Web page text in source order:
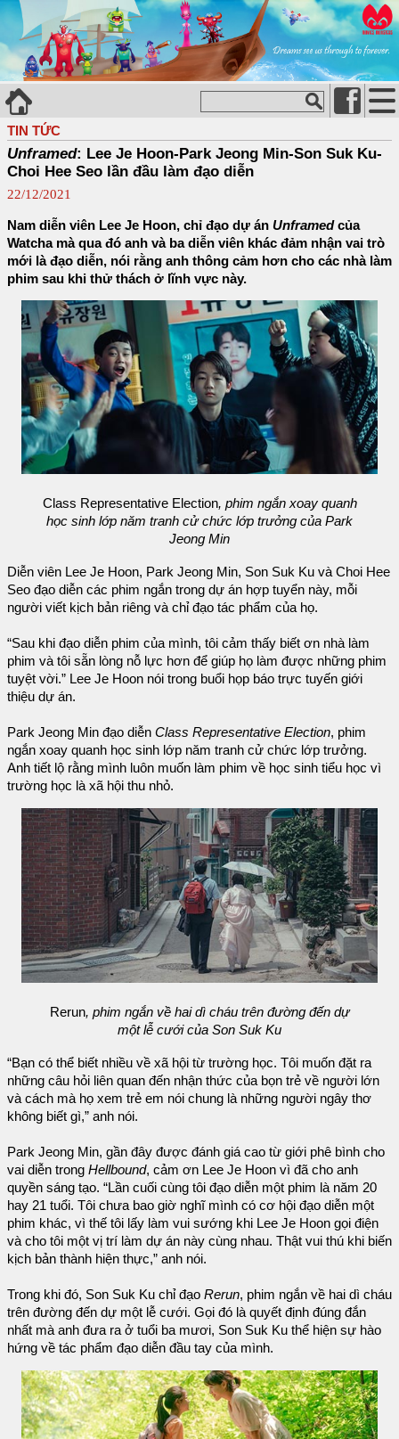
TIN TỨC
Unframed: Lee Je Hoon-Park Jeong Min-Son Suk Ku-
Choi Hee Seo lần đầu làm đạo diễn
22/12/2021
Nam diễn viên Lee Je Hoon, chỉ đạo dự án Unframedcủa
Watcha mà qua đó anh và ba diễn viên khác đảm nhận vai trò
mới là đạo diễn, nói rằng anh thông cảm hơn cho các nhà làm
phim sau khi thử thách ở lĩnh vực này.
Class Representative Election, phim ngắn xoay quanh
học sinh lớp năm tranh cử chức lớp trưởng của Park
Jeong Min
Diễn viên Lee Je Hoon, Park Jeong Min, Son Suk Ku và Choi Hee
Seo đạo diễn các phim ngắn trong dự án hợp tuyển này, mỗi
người viết kịch bản riêng và chỉ đạo tác phẩm của họ.
“Sau khi đạo diễn phim của mình, tôi cảm thấy biết ơn nhà làm
phim và tôi sẵn lòng nỗ lực hơn để giúp họ làm được những phim
tuyệt vời.” Lee Je Hoon nói trong buổi họp báo trực tuyến giới
thiệu dự án.
Park Jeong Min đạo diễn Class Representative Election, phim
ngắn xoay quanh học sinh lớp năm tranh cử chức lớp trưởng.
Anh tiết lộ rằng mình luôn muốn làm phim về học sinh tiểu học vì
trường học là xã hội thu nhỏ.
Rerun, phim ngắn về hai dì cháu trên đường đến dự
một lễ cưới của Son Suk Ku
“Bạn có thể biết nhiều về xã hội từ trường học. Tôi muốn đặt ra
những câu hỏi liên quan đến nhận thức của bọn trẻ về người lớn
và cách mà họ xem trẻ em nói chung là những người ngây thơ
không biết gì,” anh nói.
Park Jeong Min, gần đây được đánh giá cao từ giới phê bình cho
vai diễn trong Hellbound, cảm ơn Lee Je Hoon vì đã cho anh
quyền sáng tạo. “Lần cuối cùng tôi đạo diễn một phim là năm 20
hay 21 tuổi. Tôi chưa bao giờ nghĩ mình có cơ hội đạo diễn một
phim khác, vì thế tôi lấy làm vui sướng khi Lee Je Hoon gọi điện
và cho tôi một vị trí làm dự án này cùng nhau. Thật vui thú khi biến
kịch bản thành hiện thực,” anh nói.
Trong khi đó, Son Suk Ku chỉ đạo Rerun, phim ngắn về hai dì cháu
trên đường đến dự một lễ cưới. Gọi đó là quyết định đúng đắn
nhất mà anh đưa ra ở tuổi ba mươi, Son Suk Ku thể hiện sự hào
hứng về tác phẩm đạo diễn đầu tay của mình.